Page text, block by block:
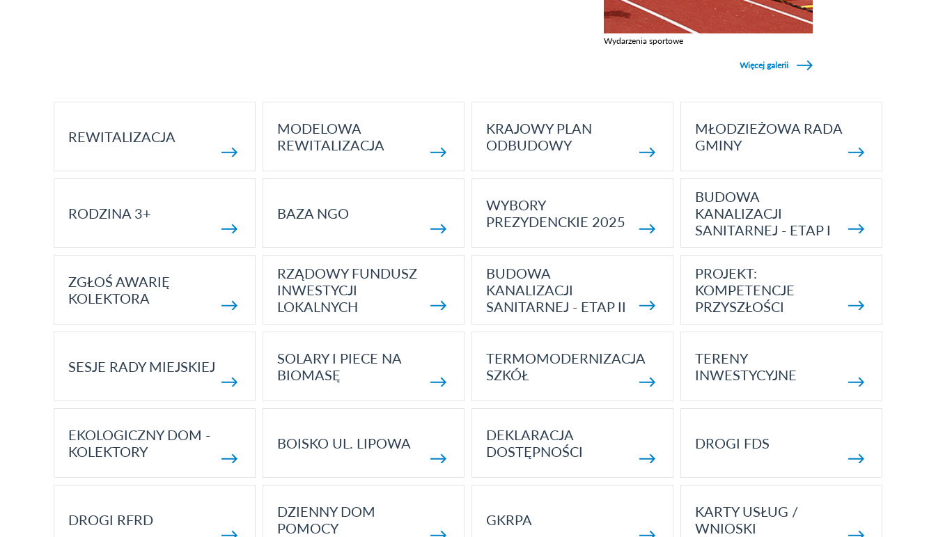
Wydarzenia sportowe
Więcej galerii
REWITALIZACJA
MODELOWA
REWITALIZACJA
KRAJOWY PLAN
ODBUDOWY
MŁODZIEŻOWA RADA
GMINY
RODZINA 3+ BAZA NGO
WYBORY
PREZYDENCKIE 2025
BUDOWA
KANALIZACJI
SANITARNEJ - ETAP I
ZGŁOŚ AWARIĘ
KOLEKTORA
RZĄDOWY FUNDUSZ
INWESTYCJI
LOKALNYCH
BUDOWA
KANALIZACJI
SANITARNEJ - ETAP II
PROJEKT:
KOMPETENCJE
PRZYSZŁOŚCI
SESJE RADY MIEJSKIEJ
SOLARY I PIECE NA
BIOMASĘ
TERMOMODERNIZACJA
SZKÓŁ
TERENY
INWESTYCYJNE
EKOLOGICZNY DOM -
KOLEKTORY
BOISKO UL. LIPOWA
DEKLARACJA
DOSTĘPNOŚCI
DROGI FDS
DROGI RFRD
DZIENNY DOM
POMOCY
GKRPA
KARTY USŁUG /
WNIOSKI